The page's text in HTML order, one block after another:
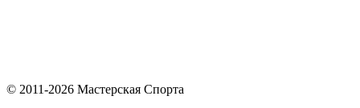
© 2011-2026 Мастерская Спорта